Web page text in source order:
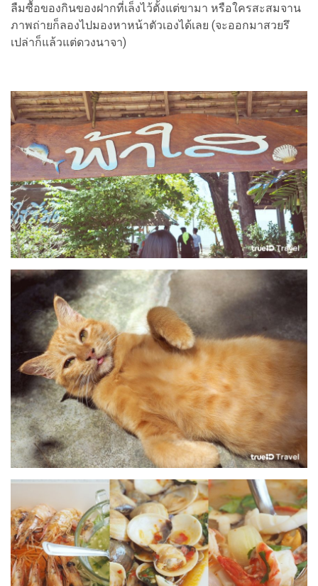
ลืมซื้อของกินของฝากที่เล็งไว้ตั้งแต่ขามา หรือใครสะสมจาน
ภาพถ่ายก็ลองไปมองหาหน้าตัวเองได้เลย (จะออกมาสวยรึ
เปล่าก็แล้วแต่ดวงนาจา)